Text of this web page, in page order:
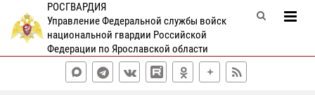
РОСГВАРДИЯ
Управление Федеральной службы войск
национальной гвардии Российской
Федерации по Ярославской области